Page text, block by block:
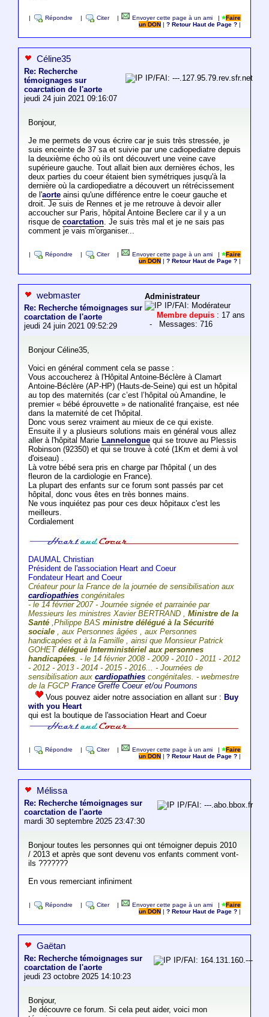
Répondre Citer Envoyer cette page à un ami |
Faire
un DON
|? Retour Haut de Page ?
Céline35
Re: Recherche
témoignages sur
coarctation de l'aorte
jeudi 24 juin 2021 09:16:07
IP/FAI: ---.127.95.79.rev.sfr.net
Bonjour,
Je me permets de vous écrire car je suis très stressée, je
suis enceinte de 37 sa et suivie par une cadiopediatre depuis
la deuxième écho où ils ont découvert une veine cave
supérieure gauche. Tout allait bien aux dernières échos, les
deux parties du coeur étaient bien symétriques jusqu'à la
dernière où la cardiopediatre a découvert un rétrécissement
de l'aorteainsi qu'une différence entre le coeur gauche et
droit. Je suis de Rennes et je me retrouve à devoir aller
accoucher sur Paris, hôpital Antoine Beclere car il y a un
risque de coarctation. Je suis très mal et je ne sais pas
comment je vais m'organiser...
Répondre Citer Envoyer cette page à un ami |
Faire
un DON
|? Retour Haut de Page ?
webmaster
Re: Recherche témoignages sur
coarctation de l'aorte
jeudi 24 juin 2021 09:52:29
Administrateur
IP/FAI: Modérateur
Membre depuis : 17 ans
- Messages: 716
Bonjour Céline35,
Voici en général comment cela se passe :
Vous accoucherez à l'Hôpital Antoine-Béclère à Clamart
Antoine-Béclère (AP-HP) (Hauts-de-Seine) qui est un hôpital
au top des maternités (car c’est l’hôpital où Amandine, le
premier « bébé éprouvette » de nationalité française, est née
dans la maternité de cet l'hôpital.
Donc vous serez vraiment au mieux de ce qui existe.
Ensuite il y a plusieurs solutions mais en général vous allez
aller à l'hôpital Marie Lannelonguequi se trouve au Plessis
Robinson (92350) et qui se trouve à coté (1Km et demi à vol
d'oiseau) .
Là votre bébé sera pris en charge par l'hôpital ( un des
fleuron de la cardiologie en France).
La plupart des enfants sur ce forum sont passés par cet
hôpital, donc vous êtes en très bonnes mains.
Ne vous inquiétez pas pour ces deux hôpitaux c'est les
meilleurs.
Cordialement
DAUMAL Christian
Président de l'association Heart and Coeur
Fondateur Heart and Coeur
Créateur pour la France de la journée de sensibilisation aux
cardiopathiescongénitales
- le 14 février 2007 - Journée signée et parrainée par
Messieurs les ministres Xavier BERTRAND , Ministre de la
Santé,Philippe BAS ministre délégué à la Sécurité
sociale, aux Personnes âgées , aux Personnes
handicapées et à la Famille , ainsi que Monsieur Patrick
GOHETdélégué Interministériel aux personnes
handicapées. - le 14 février 2008 - 2009 - 2010 - 2011 - 2012
- 2012 - 2013 - 2014 - 2015 - 2016... - Journées de
sensibilisation aux cardiopathiescongénitales. - webmestre
de la FGCP France Greffe Coeur et/ou Poumons
Vous pouvez aider notre association en allant sur : Buy
with you Heart
qui est la boutique de l'association Heart and Coeur
Répondre Citer Envoyer cette page à un ami |
Faire
un DON
|? Retour Haut de Page ?
Mélissa
Re: Recherche témoignages sur
coarctation de l'aorte
mardi 30 septembre 2025 23:47:30
IP/FAI: ---.abo.bbox.fr
Bonjour toutes les personnes qui ont témoigner depuis 2010
/ 2013 et après que sont devenu vos enfants comment vont-
ils ???????
En vous remerciant infiniment
Répondre Citer Envoyer cette page à un ami |
Faire
un DON
|? Retour Haut de Page ?
Gaëtan
Re: Recherche témoignages sur
coarctation de l'aorte
jeudi 23 octobre 2025 14:10:23
IP/FAI: 164.131.160.---
Bonjour,
Je découvre ce forum. Si cela peut aider, voici mon